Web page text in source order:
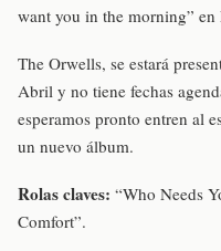
want you in the morning” en
The Orwells, se estará
Abril y no tiene fechas
esperamos pronto entren al
un nuevo álbum.
Rolas claves: “Who Needs
Comfort”.